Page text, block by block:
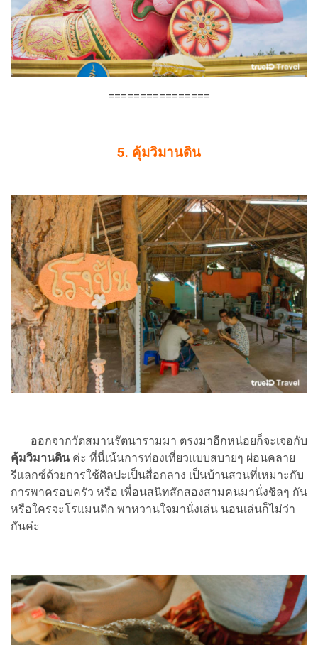
================
5. คุ้มวิมานดิน
ออกจากวัดสมานรัตนารามมา ตรงมาอีกหน่อยก็จะเจอกับ
คุ้มวิมานดินค่ะ ที่นี่เน้นการท่องเที่ยวแบบสบายๆ ผ่อนคลาย
รีแลกซ์ด้วยการใช้ศิลปะเป็นสื่อกลาง เป็นบ้านสวนที่เหมาะกับ
การพาครอบครัว หรือ เพื่อนสนิทสักสองสามคนมานั่งชิลๆ กัน
หรือใครจะโรแมนติก พาหวานใจมานั่งเล่น นอนเล่นก็ไม่ว่า
กันค่ะ